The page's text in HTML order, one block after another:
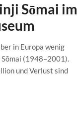
Sōmai im
in Europa wenig
Sōmai (1948–2001).
und Verlust sind